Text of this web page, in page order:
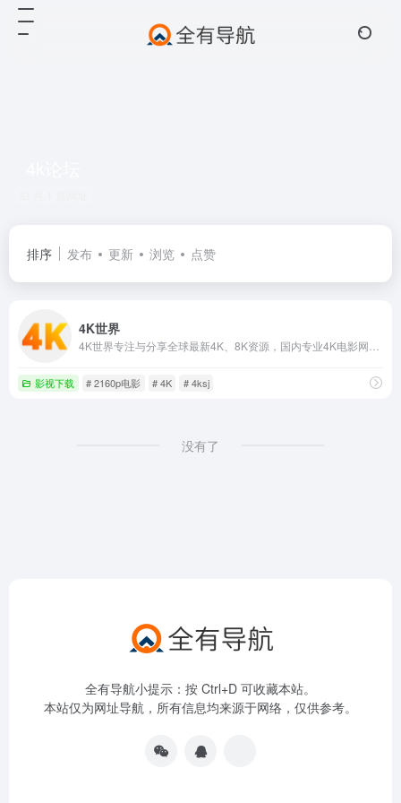
排序 发布 更新 浏览 点赞
4K世界
影视下载 # 2160p电影 # 4K # 4ksj
没有了
全有导航小提示：按 Ctrl+D 可收藏本站。
本站仅为网址导航，所有信息均来源于网络，仅供参考。